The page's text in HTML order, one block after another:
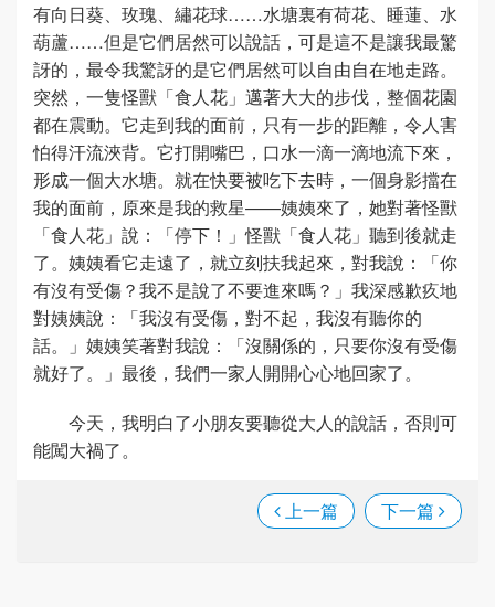
有向日葵、玫瑰、繡花球……水塘裏有荷花、睡蓮、水
葫蘆……但是它們居然可以說話，可是這不是讓我最驚
訝的，最令我驚訝的是它們居然可以自由自在地走路。
突然，一隻怪獸「食人花」邁著大大的步伐，整個花園
都在震動。它走到我的面前，只有一步的距離，令人害
怕得汗流浹背。它打開嘴巴，口水一滴一滴地流下來，
形成一個大水塘。就在快要被吃下去時，一個身影擋在
我的面前，原來是我的救星——姨姨來了，她對著怪獸
「食人花」說：「停下！」怪獸「食人花」聽到後就走
了。姨姨看它走遠了，就立刻扶我起來，對我說：「你
有沒有受傷？我不是說了不要進來嗎？」我深感歉疚地
對姨姨說：「我沒有受傷，對不起，我沒有聽你的
話。」姨姨笑著對我說：「沒關係的，只要你沒有受傷
就好了。」最後，我們一家人開開心心地回家了。
今天，我明白了小朋友要聽從大人的說話，否則可
能闖大禍了。
上一篇 下一篇